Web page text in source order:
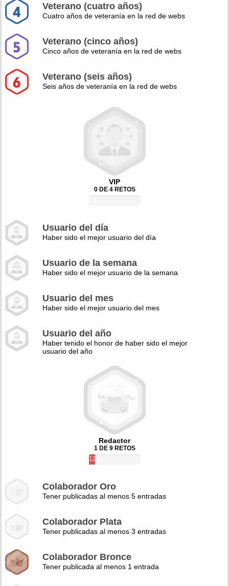
Veterano (cuatro años)
Cuatro años de veteranía en la red de webs
Veterano (cinco años)
Cinco años de veteranía en la red de webs
Veterano (seis años)
Seis años de veteranía en la red de webs
VIP
0 DE 4 RETOS
Usuario del día
Haber sido el mejor usuario del día
Usuario de la semana
Haber sido el mejor usuario de la semana
Usuario del mes
Haber sido el mejor usuario del mes
Usuario del año
Haber tenido el honor de haber sido el mejor
usuario del año
Redactor
1 DE 9 RETOS
12%
Colaborador Oro
Tener publicadas al menos 5 entradas
Colaborador Plata
Tener publicadas al menos 3 entradas
Colaborador Bronce
Tener publicada al menos 1 entrada